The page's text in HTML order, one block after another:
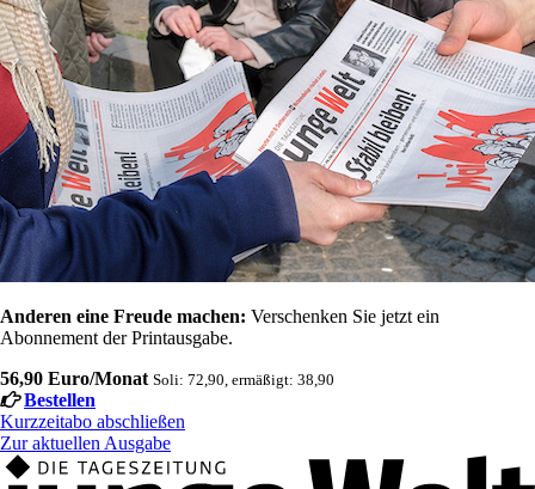
Anderen eine Freude machen: Verschenken Sie jetzt ein
Abonnement der Printausgabe.
56,90 Euro/Monat Soli: 72,90, ermäßigt: 38,90
Bestellen
Kurzzeitabo abschließen
Zur aktuellen Ausgabe